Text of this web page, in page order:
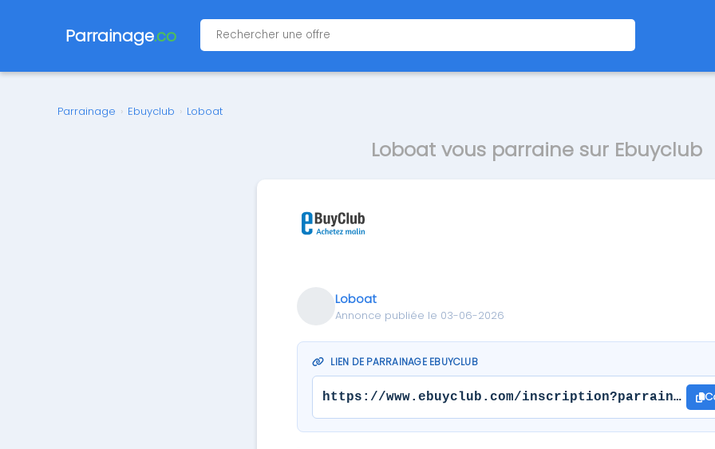
Parrainage.co
Parrainage › Ebuyclub › Loboat
Loboat vous parraine sur Ebuyclub
Loboat
Annonce publiée le 03-06-2026
LIEN DE PARRAINAGE EBUYCLUB
https://www.ebuyclub.com/